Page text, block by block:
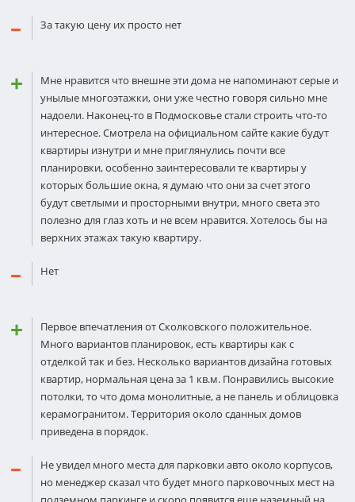
За такую цену их просто нет
Мне нравится что внешне эти дома не напоминают серые и
унылые многоэтажки, они уже честно говоря сильно мне
надоели. Наконец-то в Подмосковье стали строить что-то
интересное. Смотрела на официальном сайте какие будут
квартиры изнутри и мне приглянулись почти все
планировки, особенно заинтересовали те квартиры у
которых большие окна, я думаю что они за счет этого
будут светлыми и просторными внутри, много света это
полезно для глаз хоть и не всем нравится. Хотелось бы на
верхних этажах такую квартиру.
Нет
Первое впечатления от Сколковского положительное.
Много вариантов планировок, есть квартиры как с
отделкой так и без. Несколько вариантов дизайна готовых
квартир, нормальная цена за 1 кв.м. Понравились высокие
потолки, то что дома монолитные, а не панель и облицовка
керамогранитом. Территория около сданных домов
приведена в порядок.
Не увидел много места для парковки авто около корпусов,
но менеджер сказал что будет много парковочных мест на